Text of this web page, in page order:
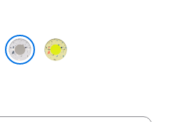
Volt
Splash